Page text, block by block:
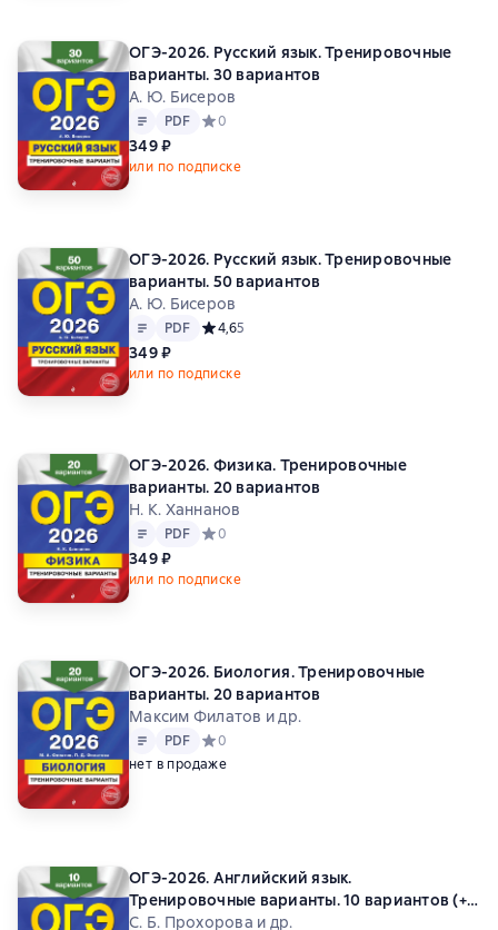
ОГЭ-2026. Русский язык. Тренировочные
варианты. 30 вариантов
А. Ю. Бисеров
Текст PDF
PDF Средний рейтинг 0 на основе 0 оценок
0
349 ₽
или по подписке
ОГЭ-2026. Русский язык. Тренировочные
варианты. 50 вариантов
А. Ю. Бисеров
Текст PDF
PDF Средний рейтинг 4,6 на основе 5 оценок
4,65
349 ₽
или по подписке
ОГЭ-2026. Физика. Тренировочные
варианты. 20 вариантов
Н. К. Ханнанов
Текст PDF
PDF Средний рейтинг 0 на основе 0 оценок
0
349 ₽
или по подписке
ОГЭ-2026. Биология. Тренировочные
варианты. 20 вариантов
Максим Филатов и др.
Текст PDF
PDF Средний рейтинг 0 на основе 0 оценок
0
нет в продаже
ОГЭ-2026. Английский язык.
Тренировочные варианты. 10 вариантов (+
аудиоматериалы)
С. Б. Прохорова и др.